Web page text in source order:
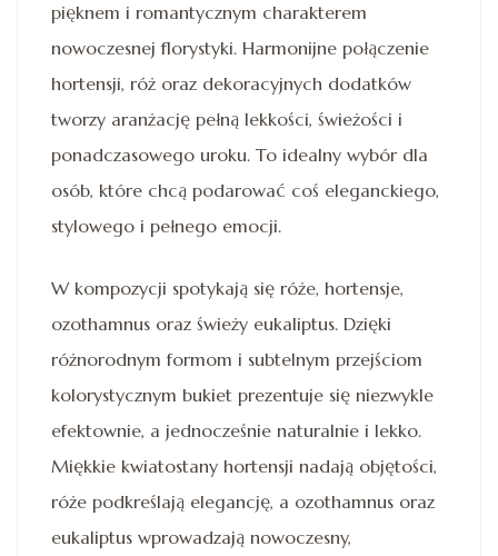
pięknem i romantycznym charakterem
nowoczesnej florystyki. Harmonijne połączenie
hortensji, róż oraz dekoracyjnych dodatków
tworzy aranżację pełną lekkości, świeżości i
ponadczasowego uroku. To idealny wybór dla
osób, które chcą podarować coś eleganckiego,
stylowego i pełnego emocji.
W kompozycji spotykają się róże, hortensje,
ozothamnus oraz świeży eukaliptus. Dzięki
różnorodnym formom i subtelnym przejściom
kolorystycznym bukiet prezentuje się niezwykle
efektownie, a jednocześnie naturalnie i lekko.
Miękkie kwiatostany hortensji nadają objętości,
róże podkreślają elegancję, a ozothamnus oraz
eukaliptus wprowadzają nowoczesny,